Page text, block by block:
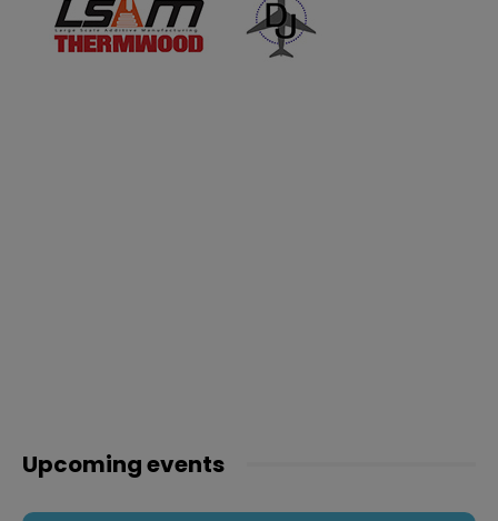
Upcoming events